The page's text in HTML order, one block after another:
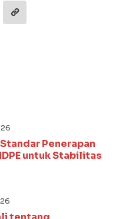
Penerapan
untuk Stabilitas